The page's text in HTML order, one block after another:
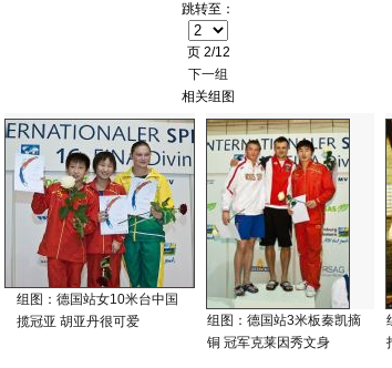
跳转至：
页 2/12
下一组
相关组图
组图：德国站女10米台中国
揽冠亚 胡亚丹很可爱
组图：德国站3米板秦凯摘
铜 冠军克莱因秀文身